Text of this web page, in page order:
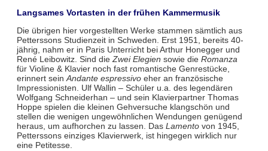
Langsames Vortasten in der frühen Kammermusik
Die übrigen hier vorgestellten Werke stammen sämtlich aus
Petterssons Studienzeit in Schweden. Erst 1951, bereits 40-
jährig, nahm er in Paris Unterricht bei Arthur Honegger und
René Leibowitz. Sind die Zwei Elegien sowie die Romanza
für Violine & Klavier noch fast romantische Genrestücke,
erinnert sein Andante espressivoeher an französische
Impressionisten. Ulf Wallin – Schüler u.a. des legendären
Wolfgang Schneiderhan – und sein Klavierpartner Thomas
Hoppe spielen die kleinen Gehversuche klangschön und
stellen die wenigen ungewöhnlichen Wendungen genügend
heraus, um aufhorchen zu lassen. Das Lamentovon 1945,
Petterssons einziges Klavierwerk, ist hingegen wirklich nur
eine Petitesse.